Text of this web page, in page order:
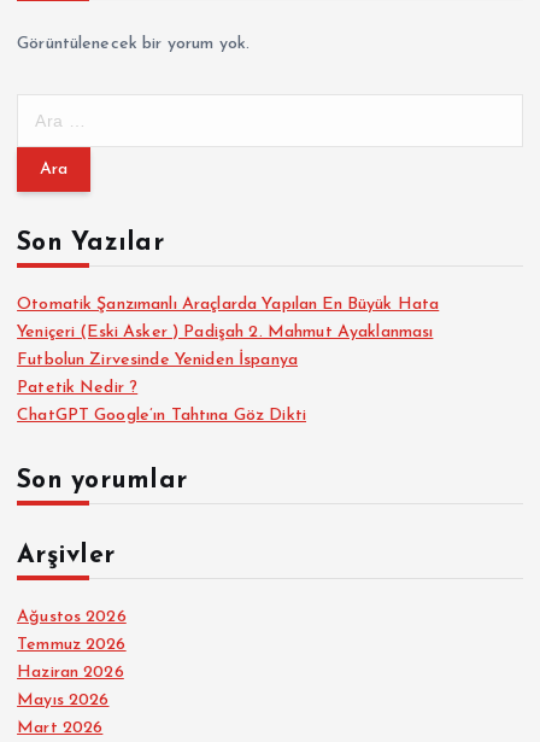
Görüntülenecek bir yorum yok.
m
:Son Yazılar
Otomatik Şanzımanlı Araçlarda Yapılan En Büyük Hata
Yeniçeri (Eski Asker ) Padişah 2. Mahmut Ayaklanması
Futbolun Zirvesinde Yeniden İspanya
Patetik Nedir ?
ChatGPT Google’ın Tahtına Göz Dikti
Son yorumlar
Arşivler
Ağustos 2026
Temmuz 2026
Haziran 2026
Mayıs 2026
Mart 2026